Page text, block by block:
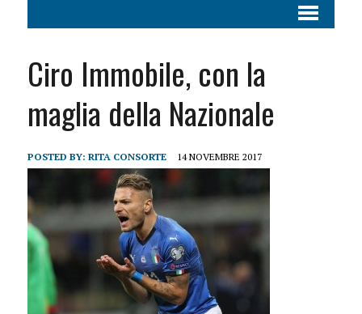
Ciro Immobile, con la
maglia della Nazionale
POSTED BY: RITA CONSORTE 14 NOVEMBRE 2017